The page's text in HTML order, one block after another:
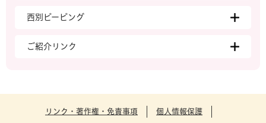
西別ピーピング
ご紹介リンク
リンク・著作権・免責事項 個人情報保護